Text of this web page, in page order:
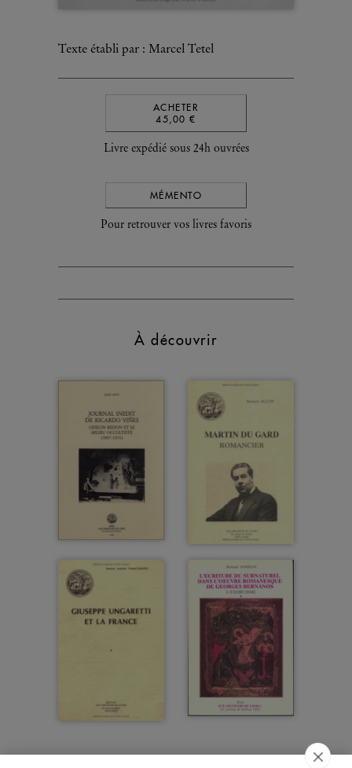
Texte établi par : Marcel Tetel
ACHETER
45,00 €
Livre expédié sous 24h ouvrées
MÉMENTO
Pour retrouver vos livres favoris
À découvrir